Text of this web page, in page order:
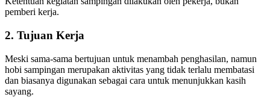
pemberi kerja.
2. Tujuan Kerja
Meski sama-sama bertujuan untuk menambah penghasilan, namun
hobi sampingan merupakan aktivitas yang tidak terlalu membatasi
dan biasanya digunakan sebagai cara untuk menunjukkan kasih
sayang.